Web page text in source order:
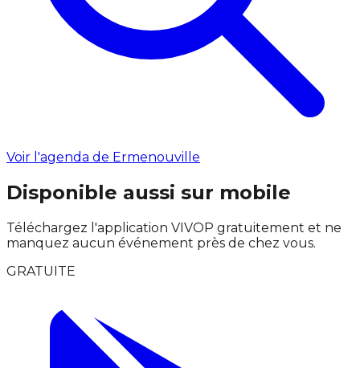
Voir l'agenda de Ermenouville
Disponible aussi sur mobile
Téléchargez l'application VIVOP gratuitement et ne
manquez aucun événement près de chez vous.
GRATUITE